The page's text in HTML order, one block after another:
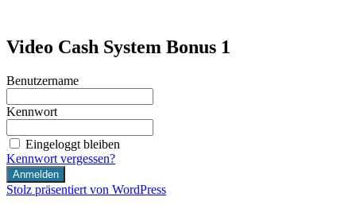
springen
internet-marketing.coach
Just another WordPress site
Video Cash System Bonus 1
Benutzername
Kennwort
Eingeloggt bleiben
Kennwort vergessen?
Stolz präsentiert von WordPress